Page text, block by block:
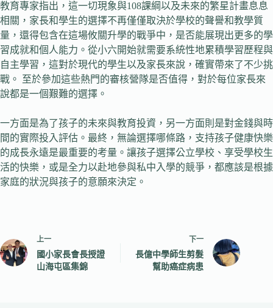
教育專家指出，這一切現象與108課綱以及未來的繁星計畫息息
相關，家長和學生的選擇不再僅僅取決於學校的聲譽和教學質
量，還得包含在這場攸關升學的戰爭中，是否能展現出更多的學
習成就和個人能力。從小六開始就需要系統性地累積學習歷程與
自主學習，這對於現代的學生以及家長來說，確實帶來了不少挑
戰。 至於參加這些熱門的審核營隊是否值得，對於每位家長來
說都是一個艱難的選擇。
一方面是為了孩子的未來與教育投資，另一方面則是對金錢與時
間的實際投入評估。最終，無論選擇哪條路，支持孩子健康快樂
的成長永遠是最重要的考量。讓孩子選擇公立學校、享受學校生
活的快樂，或是全力以赴地參與私中入學的競爭，都應該是根據
家庭的狀況與孩子的意願來決定。
上一
國小家長會長授證
山海屯區集錦
下一
長億中學師生剪髮
幫助癌症病患